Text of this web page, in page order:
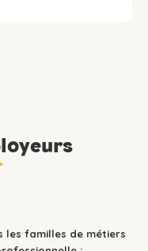
les familles de métiers